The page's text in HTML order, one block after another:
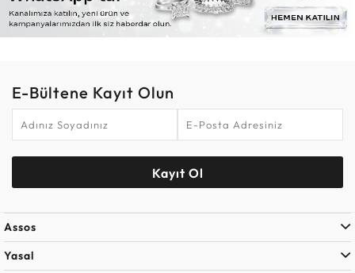
E-Bültene Kayıt Olun
Kayıt Ol
Assos
Yasal